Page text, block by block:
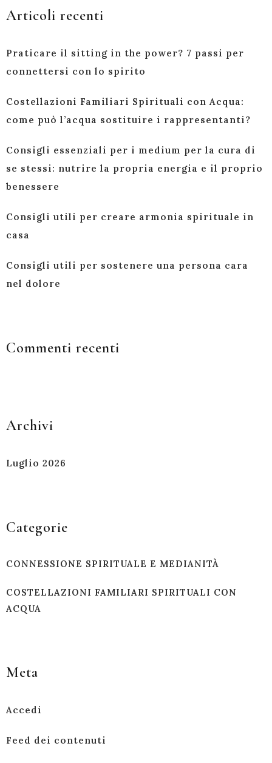
Articoli recenti
Praticare il sitting in the power? 7 passi per
connettersi con lo spirito
Costellazioni Familiari Spirituali con Acqua:
come può l’acqua sostituire i rappresentanti?
Consigli essenziali per i medium per la cura di
se stessi: nutrire la propria energia e il proprio
benessere
Consigli utili per creare armonia spirituale in
casa
Consigli utili per sostenere una persona cara
nel dolore
Commenti recenti
Archivi
Luglio 2026
Categorie
CONNESSIONE SPIRITUALE E MEDIANITÀ
COSTELLAZIONI FAMILIARI SPIRITUALI CON
ACQUA
Meta
Accedi
Feed dei contenuti